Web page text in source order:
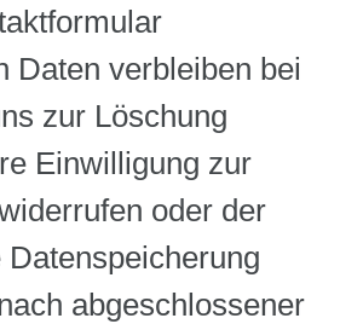
Daten verbleiben bei
zur Löschung
Einwilligung zur
oder der
abgeschlossener